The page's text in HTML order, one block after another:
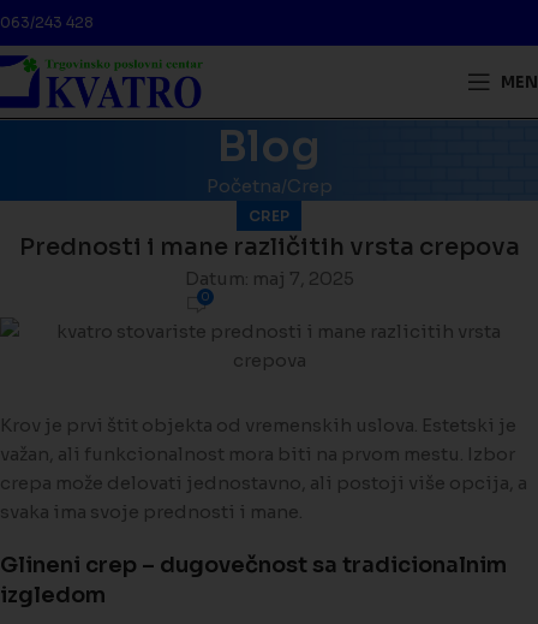
063/243 428
Blog
Početna Crep
CREP
Prednosti i mane različitih vrsta crepova
Datum: maj 7, 2025
0
Krov je prvi štit objekta od vremenskih uslova. Estetski je
važan, ali funkcionalnost mora biti na prvom mestu. Izbor
crepa može delovati jednostavno, ali postoji više opcija, a
svaka ima svoje prednosti i mane.
Glineni crep – dugovečnost sa tradicionalnim
izgledom